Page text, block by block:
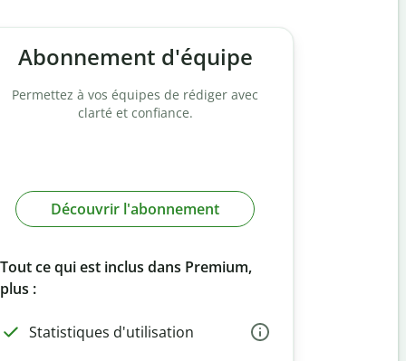
Abonnement d'équipe
Permettez à vos équipes de rédiger avec
clarté et confiance.
Découvrir l'abonnement
Tout ce qui est inclus dans Premium,
plus :
Statistiques d'utilisation